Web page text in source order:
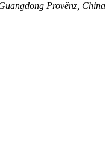
Provënz, China